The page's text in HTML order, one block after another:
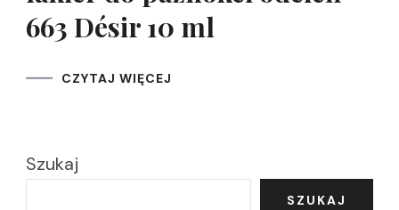
663 Désir 10 ml
CZYTAJ WIĘCEJ
Szukaj
SZUKAJ